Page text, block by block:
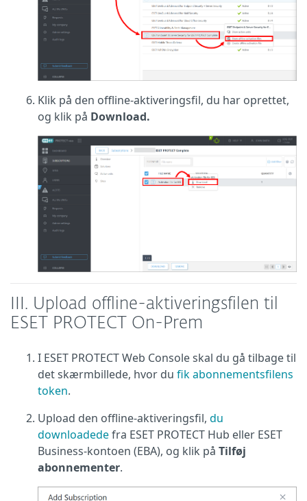
Klik på den offline-aktiveringsfil, du har oprettet,
og klik på Download.
III. Upload offline-aktiveringsfilen til
ESET PROTECT On-Prem
I ESET PROTECT Web Console skal du gå tilbage til
det skærmbillede, hvor du fik abonnementsfilens
token.
Upload den offline-aktiveringsfil, du
downloadedefra ESET PROTECT Hub eller ESET
Business-kontoen (EBA), og klik på Tilføj
abonnementer.